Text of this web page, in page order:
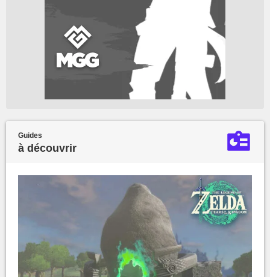
Guides
à découvrir